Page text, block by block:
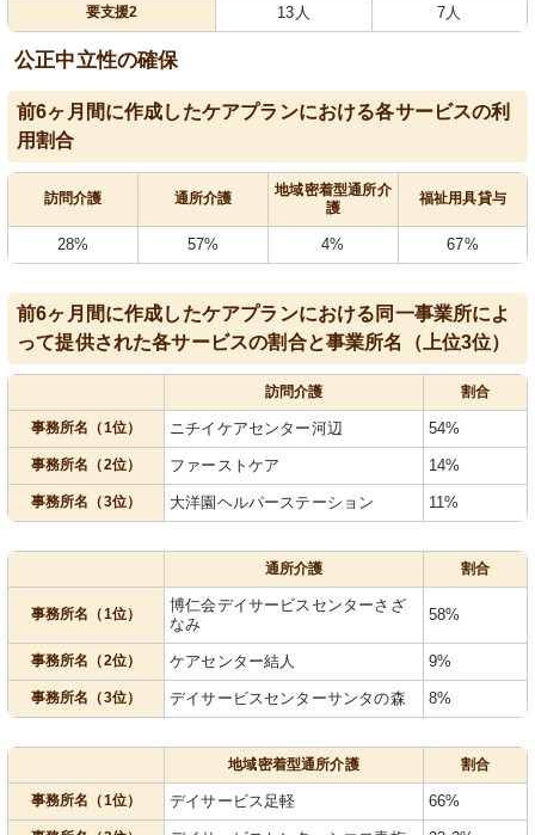
要支援2 13人 7人
公正中立性の確保
前6ヶ月間に作成したケアプランにおける各サービスの利
用割合
訪問介護 通所介護
地域密着型通所介
護
福祉用具貸与
28% 57% 4% 67%
前6ヶ月間に作成したケアプランにおける同一事業所によ
って提供された各サービスの割合と事業所名（上位3位）
訪問介護 割合
事務所名（1位） ニチイケアセンター河辺 54%
事務所名（2位） ファーストケア 14%
事務所名（3位） 大洋園ヘルパーステーション 11%
通所介護 割合
事務所名（1位）
博仁会デイサービスセンターさざ
なみ
58%
事務所名（2位） ケアセンター結人 9%
事務所名（3位） デイサービスセンターサンタの森 8%
地域密着型通所介護 割合
事務所名（1位） デイサービス足軽 66%